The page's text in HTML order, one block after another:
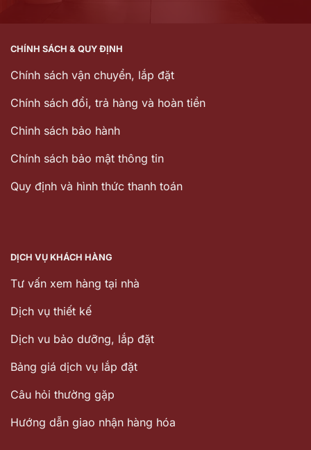
CHÍNH SÁCH & QUY ĐỊNH
Chính sách vận chuyển, lắp đặt
Chính sách đổi, trả hàng và hoàn tiền
Chinh sách bảo hành
Chính sách bảo mật thông tin
Quy định và hình thức thanh toán
DỊCH VỤ KHÁCH HÀNG
Tư vấn xem hàng tại nhà
Dịch vụ thiết kế
Dịch vu bảo dưỡng, lắp đặt
Bảng giá dịch vụ lắp đặt
Câu hỏi thường gặp
Hướng dẫn giao nhận hàng hóa